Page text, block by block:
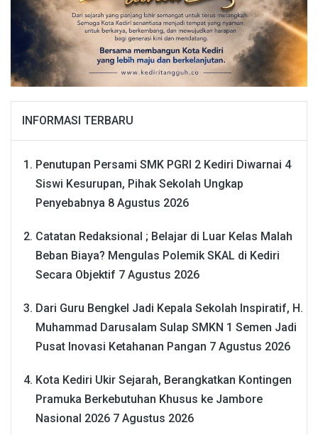
INFORMASI TERBARU
Penutupan Persami SMK PGRI 2 Kediri Diwarnai 4
Siswi Kesurupan, Pihak Sekolah Ungkap
Penyebabnya 8 Agustus 2026
Catatan Redaksional ; Belajar di Luar Kelas Malah
Beban Biaya? Mengulas Polemik SKAL di Kediri
Secara Objektif 7 Agustus 2026
Dari Guru Bengkel Jadi Kepala Sekolah Inspiratif, H.
Muhammad Darusalam Sulap SMKN 1 Semen Jadi
Pusat Inovasi Ketahanan Pangan 7 Agustus 2026
Kota Kediri Ukir Sejarah, Berangkatkan Kontingen
Pramuka Berkebutuhan Khusus ke Jambore
Nasional 2026 7 Agustus 2026